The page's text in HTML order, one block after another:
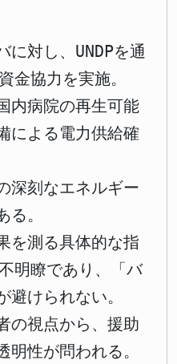
に対し、UNDPを通
金協力を実施。
内病院の再生可能
による電力供給確
深刻なエネルギー
。
を測る具体的な指
明瞭であり、「バ
避けられない。
の視点から、援助
性が問われる。